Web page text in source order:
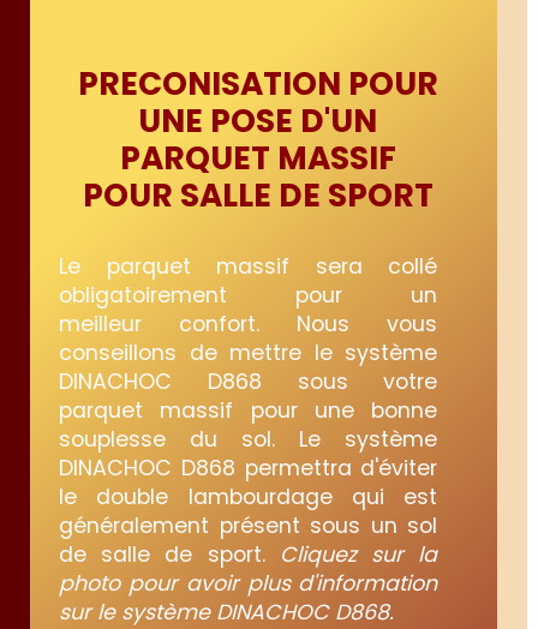
PRECONISATION POUR
UNE POSE D'UN
PARQUET MASSIF
POUR SALLE DE SPORT
Le parquet massif sera collé
obligatoirement pour un
meilleur confort. Nous vous
conseillons de mettre le système
DINACHOC D868 sous votre
parquet massif pour une bonne
souplesse du sol. Le système
DINACHOC D868 permettra d'éviter
le double lambourdage qui est
généralement présent sous un sol
de salle de sport. Cliquez sur la
photo pour avoir plus d'information
sur le système DINACHOC D868.